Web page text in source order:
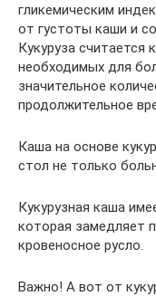
гликемическим
от густоты каши и
Кукуруза считается
необходимых для
значительное
продолжительное
Каша на основе
стол не только
Кукурузная каша
которая замедляет
кровеносное русло.
Важно! А вот от